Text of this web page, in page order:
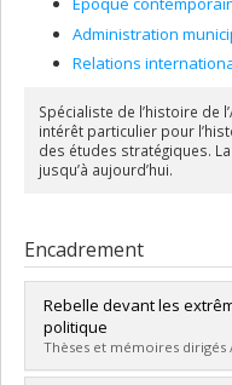
Administration
Relations
Spécialiste de l’histoire de
intérêt particulier pour
des études stratégiques.
jusqu’à aujourd’hui.
Encadrement
Rebelle devant les
politique
Thèses et mémoires dirigés